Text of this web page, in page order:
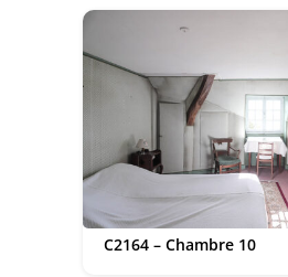
C2164 – Chambre 10